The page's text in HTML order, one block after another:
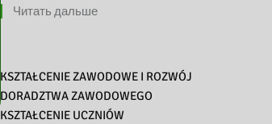
Читать дальше
KSZTAŁCENIE ZAWODOWE I ROZWÓJ
DORADZTWA ZAWODOWEGO
KSZTAŁCENIE UCZNIÓW